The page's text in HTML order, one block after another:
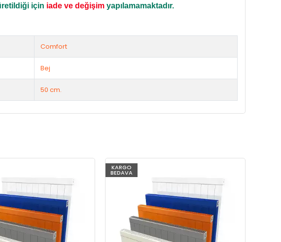
için iade ve değişim yapılamamaktadır.
Comfort
Bej
50 cm.
KARGO
BEDAVA